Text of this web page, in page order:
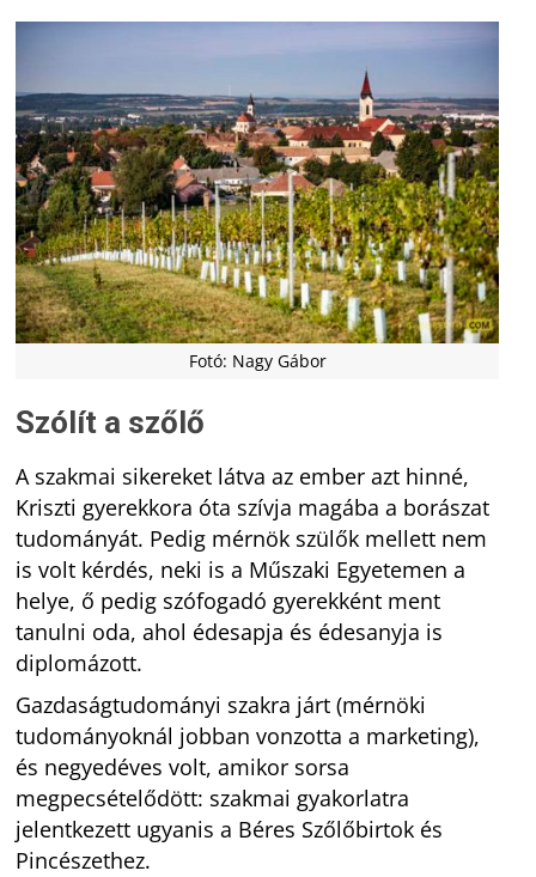
Fotó: Nagy Gábor
Szólít a szőlő
A szakmai sikereket látva az ember azt hinné,
Kriszti gyerekkora óta szívja magába a borászat
tudományát. Pedig mérnök szülők mellett nem
is volt kérdés, neki is a Műszaki Egyetemen a
helye, ő pedig szófogadó gyerekként ment
tanulni oda, ahol édesapja és édesanyja is
diplomázott.
Gazdaságtudományi szakra járt (mérnöki
tudományoknál jobban vonzotta a marketing),
és negyedéves volt, amikor sorsa
megpecsételődött: szakmai gyakorlatra
jelentkezett ugyanis a Béres Szőlőbirtok és
Pincészethez.